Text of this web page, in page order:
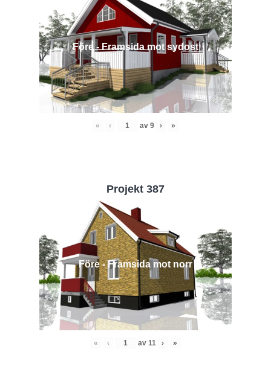
Före - Framsida mot sydost
« ‹ av 9 › »
Projekt 387
Före - Framsida mot norr
« ‹ av 11 › »